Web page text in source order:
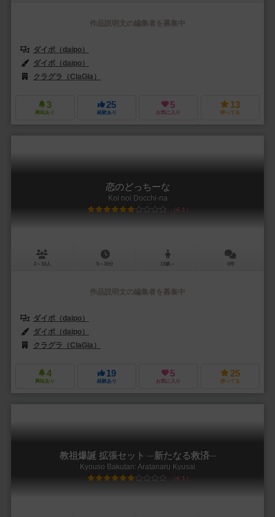
作品説明文の編集者を募集中
ダイポ（daipo）
ダイポ（daipo）
クラグラ（ClaGla）
3
興味あり
25
経験あり
5
お気に入り
13
持ってる
恋のどっちーな
Koi noi Docchi-na
6.1
2～10人 5～30分 13歳～ 0件
作品説明文の編集者を募集中
ダイポ（daipo）
ダイポ（daipo）
クラグラ（ClaGla）
4
興味あり
19
経験あり
5
お気に入り
25
持ってる
教祖爆誕 拡張セット ─新たなる救済─
Kyouso Bakutan: Aratanaru Kyusai
6.1